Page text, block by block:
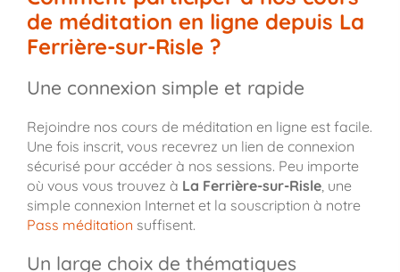
de méditation en ligne depuis La
Ferrière-sur-Risle ?
Une connexion simple et rapide
Rejoindre nos cours de méditation en ligne est facile.
Une fois inscrit, vous recevrez un lien de connexion
sécurisé pour accéder à nos sessions. Peu importe
où vous vous trouvez à La Ferrière-sur-Risle, une
simple connexion Internet et la souscription à notre
Pass méditation suffisent.
Un large choix de thématiques